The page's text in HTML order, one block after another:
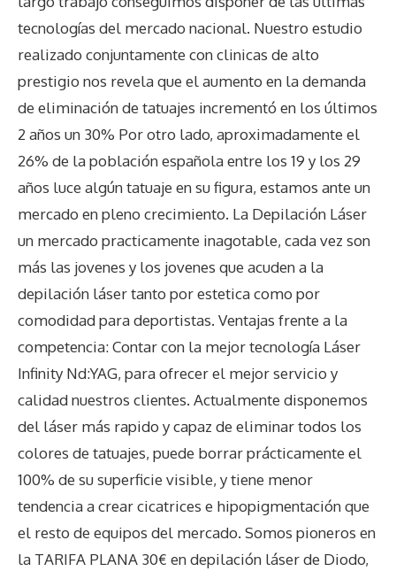
tecnologías del mercado nacional. Nuestro estudio
realizado conjuntamente con clinicas de alto
prestigio nos revela que el aumento en la demanda
de eliminación de tatuajes incrementó en los últimos
2 años un 30% Por otro lado, aproximadamente el
26% de la población española entre los 19 y los 29
años luce algún tatuaje en su figura, estamos ante un
mercado en pleno crecimiento. La Depilación Láser
un mercado practicamente inagotable, cada vez son
más las jovenes y los jovenes que acuden a la
depilación láser tanto por estetica como por
comodidad para deportistas. Ventajas frente a la
competencia: Contar con la mejor tecnología Láser
Infinity Nd:YAG, para ofrecer el mejor servicio y
calidad nuestros clientes. Actualmente disponemos
del láser más rapido y capaz de eliminar todos los
colores de tatuajes, puede borrar prácticamente el
100% de su superficie visible, y tiene menor
tendencia a crear cicatrices e hipopigmentación que
el resto de equipos del mercado. Somos pioneros en
la TARIFA PLANA 30€ en depilación láser de Diodo,